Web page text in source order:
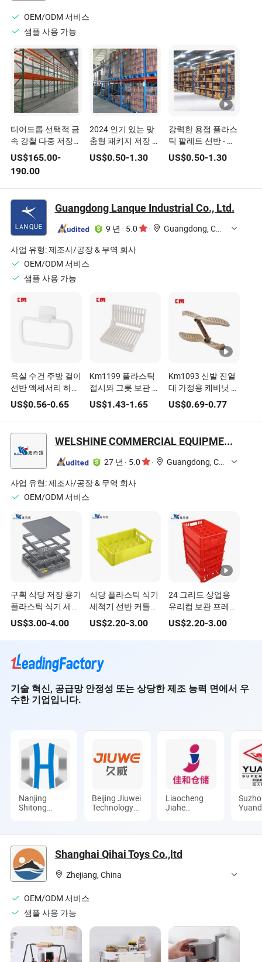
OEM/ODM 서비스
샘플 사용 가능
티어드롭 선택적 금
속 강철 다중 저장
선반 플라스틱 나무
팔레트 타이어 적재
형
US$165.00-
190.00
2024 인기 있는 맞
춤형 패키지 저장 선
반과 플라스틱 팔레
트
US$0.50-1.30
강력한 용접 플라스
틱 팔레트 선반 - 하
드웨어 및 건축 자재
용
US$0.50-1.30
Guangdong Lanque Industrial Co., Ltd.
9 년 · 5.0 ·
Guangdong, China
사업 유형:제조사/공장 & 무역 회사
OEM/ODM 서비스
샘플 사용 가능
욕실 수건 주방 걸이
선반 액세서리 하드
웨어 플라스틱 제품
저장 선반 도구
US$0.56-0.65
Km1199 플라스틱
접시와 그릇 보관 선
반 주방 필수품
US$1.43-1.65
Km1093 신발 진열
대 가정용 캐비닛 분
리형 플라스틱 저장
지지대
US$0.69-0.77
WELSHINE COMMERCIAL EQUIPMENT CO. LTD
27 년 · 5.0 ·
Guangdong, China
사업 유형:제조사/공장 & 무역 회사
OEM/ODM 서비스
구획 식당 저장 용기
플라스틱 식기 세척
기 커틀러리 바구니
유리 선반
US$3.00-4.00
식당 플라스틱 식기
세척기 선반 커틀러
리 바구니 24 구획
유리 선반
US$2.20-3.00
24 그리드 상업용
유리컵 보관 프레임
주방 플라스틱 식기
건조대
US$2.20-3.00
기술 혁신, 공급망 안정성 또는 상당한 제조 능력 면에서 우
수한 기업입니다.
Nanjing
Shitong
Beijing Jiuwei
Technology
Liaocheng
Jiahe
Co., Ltd
Ltd.
Shanghai Qihai Toys Co.,ltd
Zhejiang, China
OEM/ODM 서비스
샘플 사용 가능